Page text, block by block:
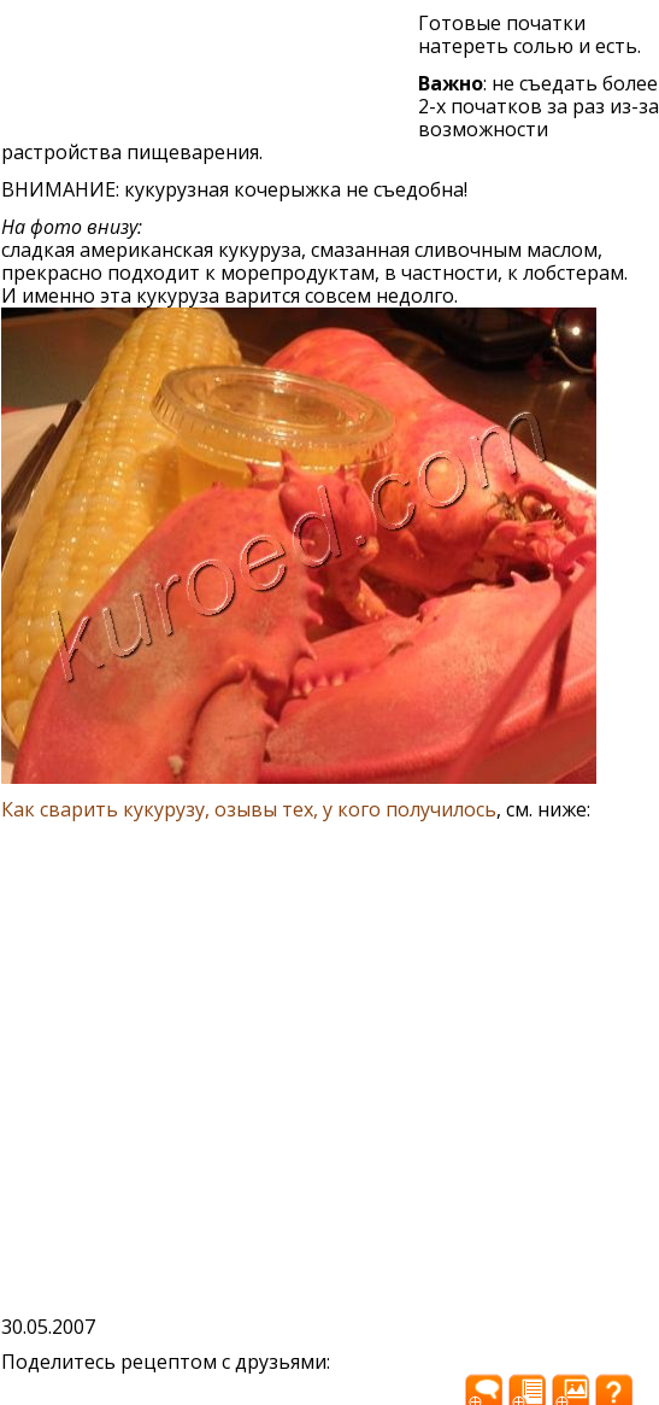
Готовые початки
натереть солью и есть.
Важно: не съедать более
2-х початков за раз из-за
возможности
растройства пищеварения.
ВНИМАНИЕ: кукурузная кочерыжка не съедобна!
На фото внизу:
сладкая американская кукуруза, смазанная сливочным маслом,
прекрасно подходит к морепродуктам, в частности, к лобстерам.
И именно эта кукуруза варится совсем недолго.
Как сварить кукурузу, озывы тех, у кого получилось, см. ниже:
30.05.2007
Поделитесь рецептом с друзьями: